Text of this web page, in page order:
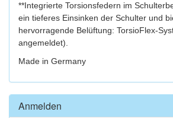
**Integrierte Torsionsfedern im
ein tieferes Einsinken der Schulter und
hervorragende Belüftung: TorsioFlex-
angemeldet).
Made in Germany
Anmelden